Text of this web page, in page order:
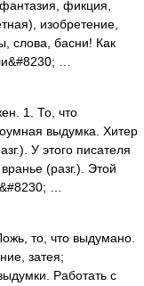
фикция,
изобретение,
слова, басни! Как
…
1. То, что
выдумка. Хитер
У этого писателя
(разг.). Этой
…
то, что выдумано.
затея;
Работать с